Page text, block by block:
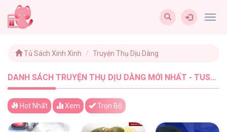
Tủ Sách Xinh Xinh Truyện Thụ Dịu Dàng
DANH SÁCH TRUYỆN THỤ DỊU DÀNG MỚI NHẤT - TUSACHXINHXINH (16)
Hot Nhất Xem Trọn Bộ